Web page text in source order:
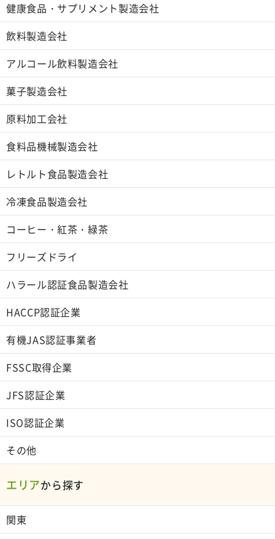
健康食品・サプリメント製造会社
飲料製造会社
アルコール飲料製造会社
菓子製造会社
原料加工会社
食料品機械製造会社
レトルト食品製造会社
冷凍食品製造会社
コーヒー・紅茶・緑茶
フリーズドライ
ハラール認証食品製造会社
HACCP認証企業
有機JAS認証事業者
FSSC取得企業
JFS認証企業
ISO認証企業
その他
エリアから探す
関東